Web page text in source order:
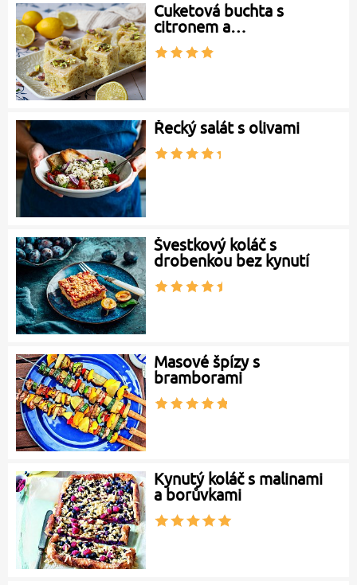
Cuketová buchta s
citronem a…
Řecký salát s olivami
Švestkový koláč s
drobenkou bez kynutí
Masové špízy s
bramborami
Kynutý koláč s malinami
a borůvkami